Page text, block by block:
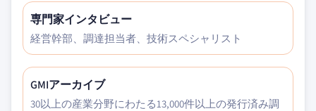
専門家インタビュー
経営幹部、調達担当者、技術スペシャリスト
GMIアーカイブ
30以上の産業分野にわたる13,000件以上の発行済み調